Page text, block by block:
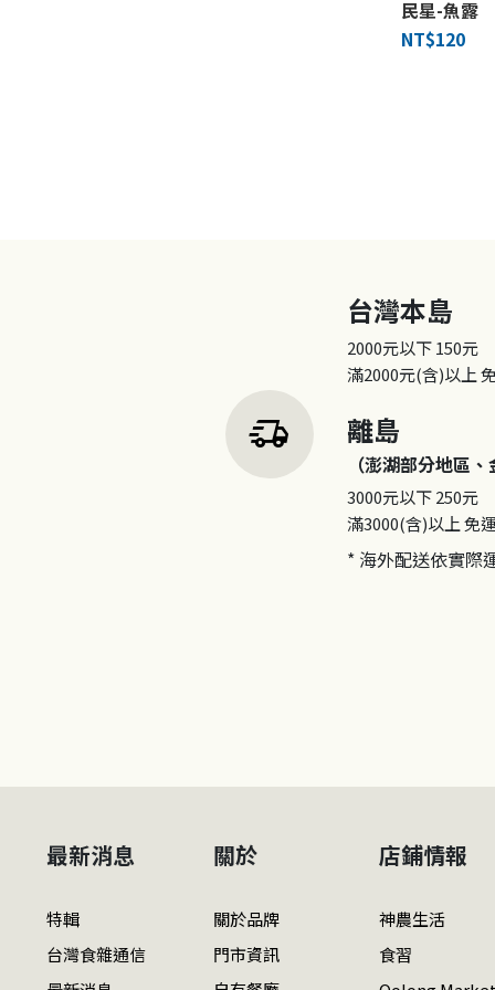
民星-魚露
NT$120
delivery_truck_speed
台灣本島
2000元以下150元
滿2000元(含)以上
離島
（澎湖部分地區
3000元以下250元
滿3000(含)以上免
* 海外配送依實際
最新消息
特輯
台灣食雜通信
關於
關於品牌
門市資訊
店鋪情報
神農生活
食習